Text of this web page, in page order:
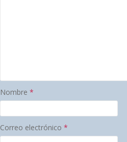
Nombre *
Correo electrónico *